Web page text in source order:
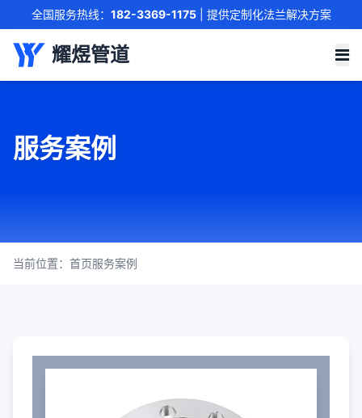
全国服务热线： 182-3369-1175| 提供定制化法兰解决方案
耀煜管道
联系我们
服务案例
当前位置： 首页服务案例